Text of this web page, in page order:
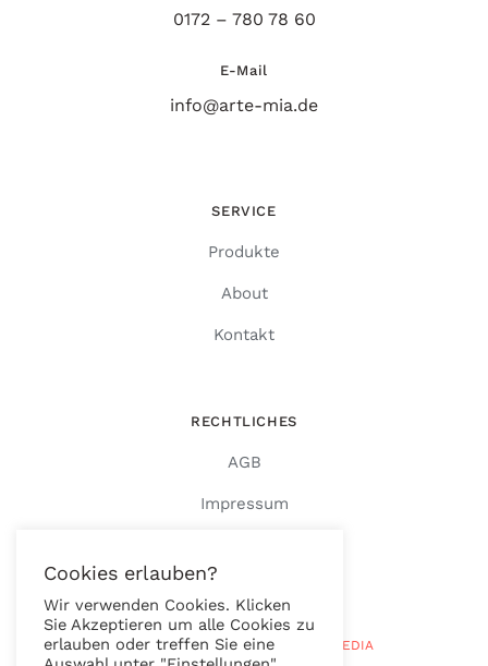
0172 – 780 78 60
E-Mail
info@arte-mia.de
SERVICE
Produkte
About
Kontakt
RECHTLICHES
AGB
Impressum
© Copyright 2026 |RAUTENBERG MEDIA
Cookies erlauben?
Wir verwenden Cookies. Klicken
Sie Akzeptieren um alle Cookies zu
erlauben oder treffen Sie eine